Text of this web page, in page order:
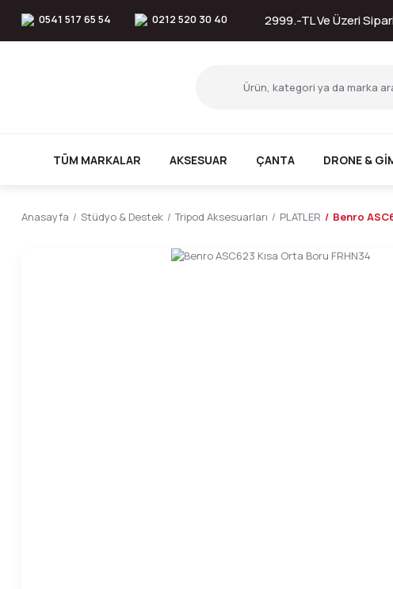
0541 517 65 54 0212 520 30 40 2999.-TL Ve Üzeri
TÜM MARKALAR AKSESUAR ÇANTA DRONE &
Anasayfa Stüdyo & Destek Tripod Aksesuarları PLATLER Benro